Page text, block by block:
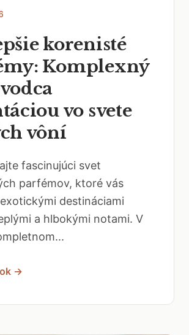
korenisté
Komplexný
vo svete
vôní
fascinujúci svet
parfémov, ktoré vás
destináciami
a hlbokými notami. V
→